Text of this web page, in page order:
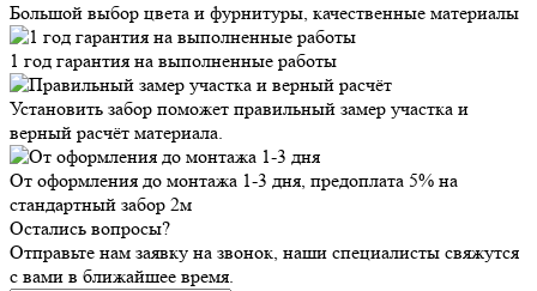
Большой выбор цвета и фурнитуры, качественные материалы
1 год гарантия на выполненные работы
Установить забор поможет правильный замер участка и
верный расчёт материала.
От оформления до монтажа 1-3 дня, предоплата 5% на
стандартный забор 2м
Остались вопросы?
Отправьте нам заявку на звонок, наши специалисты свяжутся
с вами в ближайшее время.